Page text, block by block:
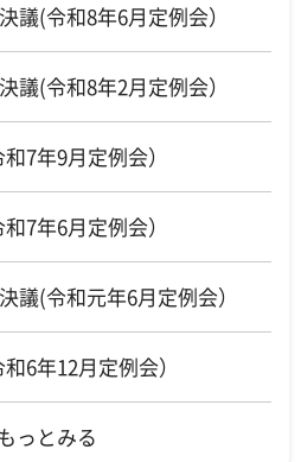
議(令和8年6月定例会）
議(令和8年2月定例会）
7年9月定例会）
7年6月定例会）
議(令和元年6月定例会）
6年12月定例会）
っとみる